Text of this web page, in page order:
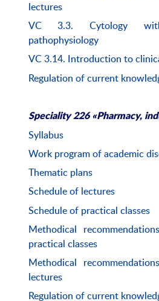
lectures
VC 3.3. Cytology
pathophysiology
VC 3.14. Introduction to
Regulation of current
Speciality 226 «Pharmacy,
Syllabus
Work programofacademic
Thematic plans
Schedule of lectures
Schedule of practical classes
Methodical
practical classes
Methodical
lectures
Regulation of current